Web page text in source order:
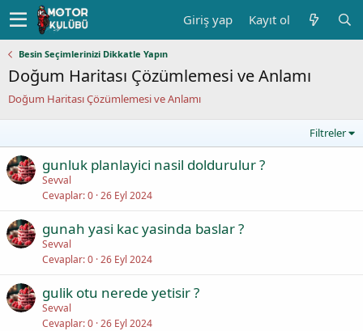
Giriş yap Kayıt ol
Besin Seçimlerinizi Dikkatle Yapın
Doğum Haritası Çözümlemesi ve Anlamı
Doğum Haritası Çözümlemesi ve Anlamı
Filtreler
gunluk planlayici nasil doldurulur ?
Sevval
Cevaplar 0 26 Eyl 2024
gunah yasi kac yasinda baslar ?
Sevval
Cevaplar 0 26 Eyl 2024
gulik otu nerede yetisir ?
Sevval
Cevaplar 0 26 Eyl 2024